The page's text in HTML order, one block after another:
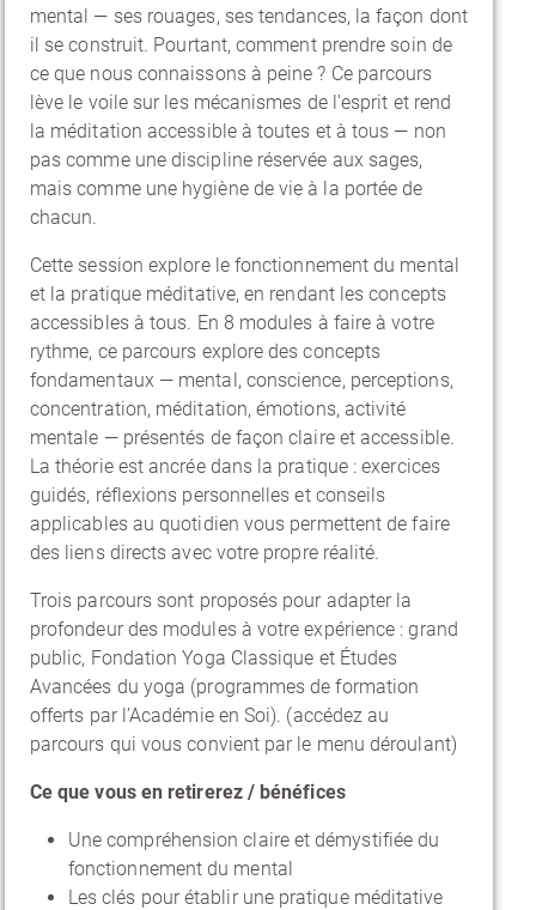
mental — ses rouages, ses tendances, la façon dont
il se construit. Pourtant, comment prendre soin de
ce que nous connaissons à peine ? Ce parcours
lève le voile sur les mécanismes de l'esprit et rend
la méditation accessible à toutes et à tous — non
pas comme une discipline réservée aux sages,
mais comme une hygiène de vie à la portée de
chacun.
Cette session explore le fonctionnement du mental
et la pratique méditative, en rendant les concepts
accessibles à tous. En 8 modules à faire à votre
rythme, ce parcours explore des concepts
fondamentaux — mental, conscience, perceptions,
concentration, méditation, émotions, activité
mentale — présentés de façon claire et accessible.
La théorie est ancrée dans la pratique : exercices
guidés, réflexions personnelles et conseils
applicables au quotidien vous permettent de faire
des liens directs avec votre propre réalité.
Trois parcours sont proposés pour adapter la
profondeur des modules à votre expérience : grand
public, Fondation Yoga Classique et Études
Avancées du yoga (programmes de formation
offerts par l’Académie en Soi). (accédez au
parcours qui vous convient par le menu déroulant)
Ce que vous en retirerez / bénéfices
Une compréhension claire et démystifiée du
fonctionnement du mental
Les clés pour établir une pratique méditative